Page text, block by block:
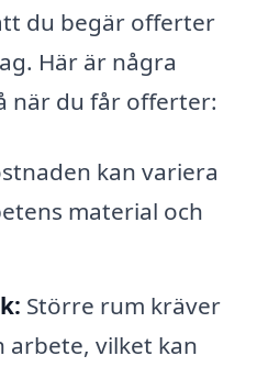
du begär offerter
Här är några
när du får offerter:
kan variera
material och
Större rum kräver
arbete, vilket kan